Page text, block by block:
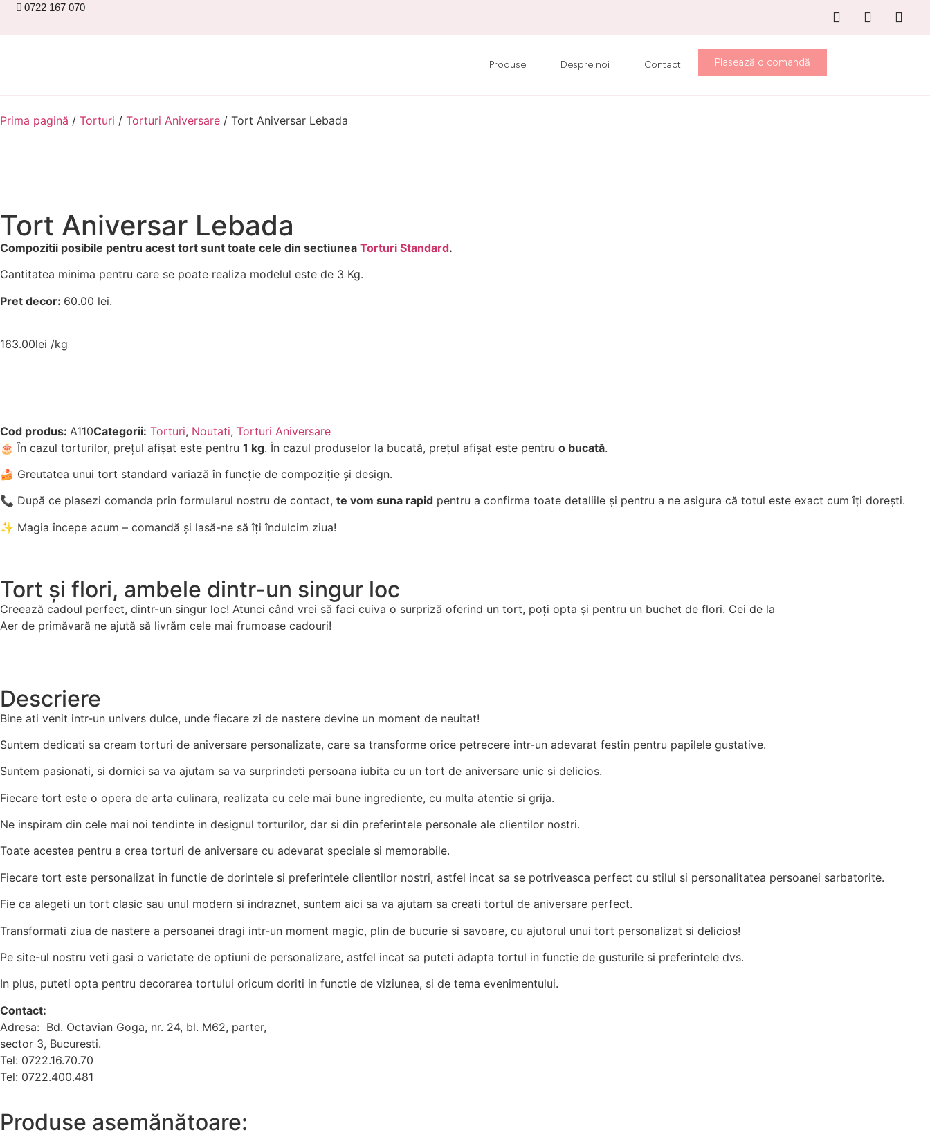
0722 167 070
Produse Despre noi Contact Plasează o comandă
Prima pagină / Torturi / Torturi Aniversare / Tort Aniversar Lebada
Tort Aniversar Lebada
Compozitii posibile pentru acest tort sunt toate cele din sectiunea Torturi Standard.
Cantitatea minima pentru care se poate realiza modelul este de 3 Kg.
Pret decor: 60.00 lei.
163.00lei /kg
Cod produs: A110Categorii: Torturi, Noutati, Torturi Aniversare
🎂 În cazul torturilor, prețul afișat este pentru 1 kg. În cazul produselor la bucată, prețul afișat este pentru o bucată.
🍰 Greutatea unui tort standard variază în funcție de compoziție și design.
📞 După ce plasezi comanda prin formularul nostru de contact, te vom suna rapid pentru a confirma toate detaliile și pentru a ne asigura că totul este exact cum îți dorești.
✨ Magia începe acum – comandă și lasă-ne să îți îndulcim ziua!
Tort și flori, ambele dintr-un singur loc
Creează cadoul perfect, dintr-un singur loc! Atunci când vrei să faci cuiva o surpriză oferind un tort, poți opta și pentru un buchet de flori. Cei de la
Aer de primăvară ne ajută să livrăm cele mai frumoase cadouri!
Descriere
Bine ati venit intr-un univers dulce, unde fiecare zi de nastere devine un moment de neuitat!
Suntem dedicati sa cream torturi de aniversare personalizate, care sa transforme orice petrecere intr-un adevarat festin pentru papilele gustative.
Suntem pasionati, si dornici sa va ajutam sa va surprindeti persoana iubita cu un tort de aniversare unic si delicios.
Fiecare tort este o opera de arta culinara, realizata cu cele mai bune ingrediente, cu multa atentie si grija.
Ne inspiram din cele mai noi tendinte in designul torturilor, dar si din preferintele personale ale clientilor nostri.
Toate acestea pentru a crea torturi de aniversare cu adevarat speciale si memorabile.
Fiecare tort este personalizat in functie de dorintele si preferintele clientilor nostri, astfel incat sa se potriveasca perfect cu stilul si personalitatea persoanei sarbatorite.
Fie ca alegeti un tort clasic sau unul modern si indraznet, suntem aici sa va ajutam sa creati tortul de aniversare perfect.
Transformati ziua de nastere a persoanei dragi intr-un moment magic, plin de bucurie si savoare, cu ajutorul unui tort personalizat si delicios!
Pe site-ul nostru veti gasi o varietate de optiuni de personalizare, astfel incat sa puteti adapta tortul in functie de gusturile si preferintele dvs.
In plus, puteti opta pentru decorarea tortului oricum doriti in functie de viziunea, si de tema evenimentului.
Contact:
Adresa: Bd. Octavian Goga, nr. 24, bl. M62, parter,
sector 3, Bucuresti.
Tel: 0722.16.70.70
Tel: 0722.400.481
Produse asemănătoare: